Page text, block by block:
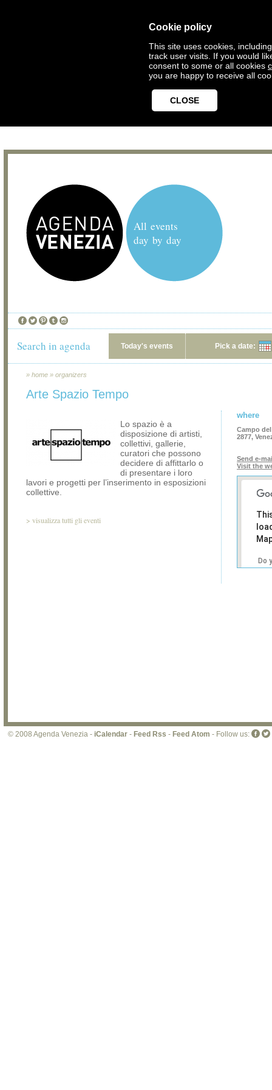
Cookie policy
This site uses cookies,
track user visits. If you would
consent to some or all cookies
you are happy to receive all
CLOSE
All events
day by day
Search in agenda Today's events Pick a date:
» home » organizers
Arte Spazio Tempo
Lo spazio è a
disposizione di artisti,
collettivi, gallerie,
curatori che possono
decidere di affittarlo o
di presentare i loro
lavori e progetti per l’inserimento in esposizioni
collettive.
> visualizza tutti gli eventi
where
Campo
2877,
Send e-
Visit the
Do
© 2008 Agenda Venezia - iCalendar - Feed Rss - Feed Atom - Follow us: